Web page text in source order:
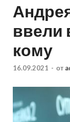
ввели
кому
16.09.2021 - от